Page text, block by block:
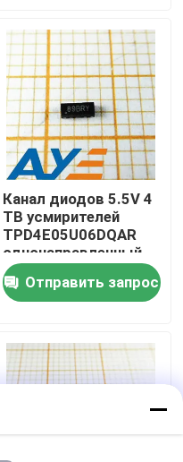
Канал диодов 5.5V 4
ТВ усмирителей
TPD4E05U06DQAR
однонаправленный
ESD
Отправить запрос